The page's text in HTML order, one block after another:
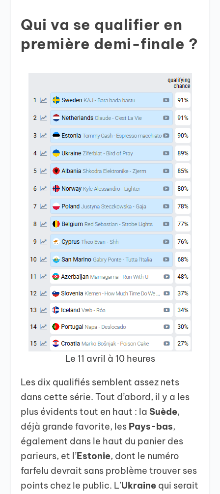
Qui va se qualifier en
première demi-finale ?
Le 11 avril à 10 heures
Les dix qualifiés semblent assez nets
dans cette série. Tout d’abord, il y a les
plus évidents tout en haut : la Suède,
déjà grande favorite, les Pays-bas,
également dans le haut du panier des
parieurs, et l’Estonie, dont le numéro
farfelu devrait sans problème trouver ses
points chez le public. L’Ukraine qui serait